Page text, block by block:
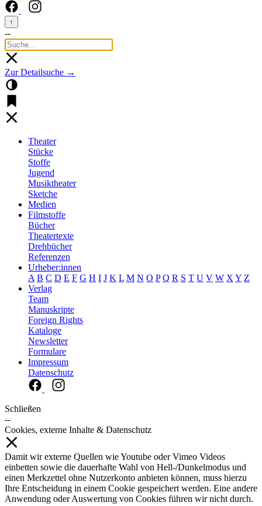
↑
--
Zur Detailsuche →
Theater
Stücke
Stoffe
Jugend
Musiktheater
Sketche
Medien
Filmstoffe
Bücher
Theatertexte
Drehbücher
Referenzen
Urheber:innen
A B C D E F G H I J K L M N O P Q R S T U V W X Y Z
Verlag
Team
Manuskripte
Foreign Rights
Kataloge
Newsletter
Formulare
Impressum
Datenschutz
Schließen
--
Cookies, externe Inhalte & Datenschutz
Damit wir externe Quellen wie Youtube oder Vimeo Videos
einbetten sowie die dauerhafte Wahl von Hell-/Dunkelmodus und
einen Merkzettel ohne Nutzerkonto anbieten können, muss hierzu
Ihre Entscheidung in einem Cookie gespeichert werden. Eine andere
Anwendung oder Auswertung von Cookies führen wir nicht durch.